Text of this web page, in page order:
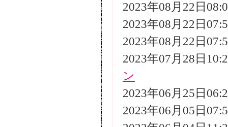
2023年08月22日
2023年08月22日
2023年08月22日
2023年07月28日
ン
2023年06月25日
2023年06月05日